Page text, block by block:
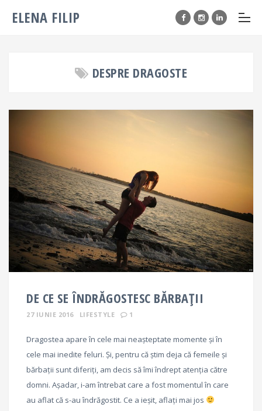
ELENA FILIP
DESPRE DRAGOSTE
DE CE SE ÎNDRĂGOSTESC BĂRBAȚII
27 IUNIE 2016 LIFESTYLE 1
Dragostea apare în cele mai neașteptate momente și în
cele mai inedite feluri. Și, pentru că știm deja că femeile și
bărbații sunt diferiți, am decis să îmi îndrept atenția către
domni. Așadar, i-am întrebat care a fost momentul în care
au aflat că s-au îndrăgostit. Ce a ieșit, aflați mai jos